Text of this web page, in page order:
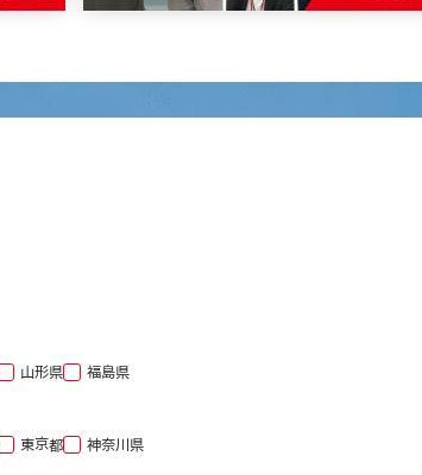
山形県 福島県
東京都 神奈川県